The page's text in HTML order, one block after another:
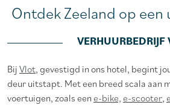
Ontdek Zeeland op een
VERHUURBEDRIJF
Bij Vlot, gevestigd in ons hotel, begint
deur uitstapt. Met een breed scala aan
voertuigen, zoals eene-bike, e-scooter,